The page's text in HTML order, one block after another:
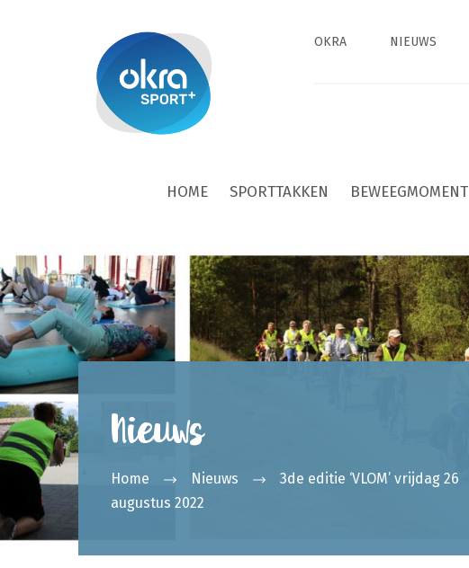
OKRA NIEUWS
HOME SPORTTAKKEN BEWEEGMOMENT
Nieuws
Home Nieuws
3de editie ‘VLOM’ vrijdag 26
augustus 2022